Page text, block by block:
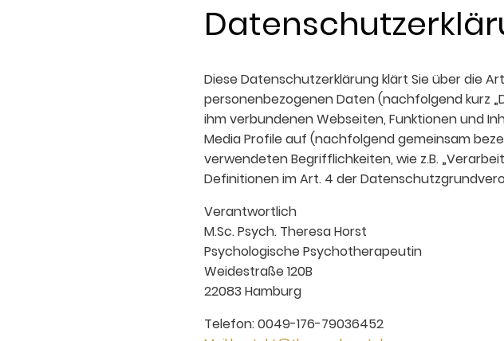
Diese Datenschutzerklärung klärt Sie über die
personenbezogenen Daten (nachfolgend kurz
ihm verbundenen Webseiten, Funktionen und
Media Profile auf (nachfolgend gemeinsam
verwendeten Begrifflichkeiten, wie z.B.
Definitionen im Art. 4 der
Verantwortlich
M.Sc. Psych. Theresa Horst
Psychologische Psychotherapeutin
Weidestraße 120B
22083 Hamburg
Telefon: 0049-176-79036452